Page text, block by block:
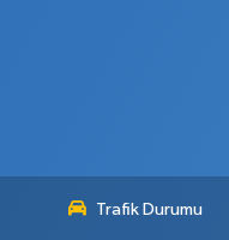
Trafik Durumu